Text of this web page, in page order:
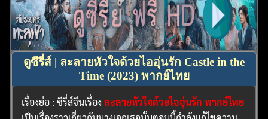
ดูซีรี่ส์ | ละลายหัวใจด้วยไออุ่นรัก Castle in the
Time (2023) พากย์ไทย
เรื่องย่อ : ซีรี่ส์จีนเรื่องละลายหัวใจด้วยไออุ่นรัก พากย์ไทย